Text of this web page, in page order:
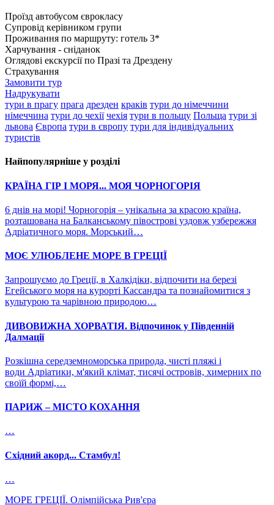
Проїзд автобусом єврокласу
Супровід керівником групи
Проживання по маршруту: готель 3*
Харчування - сніданок
Оглядові екскурсії по Празі та Дрездену
Страхування
Замовити тур
Надрукувати
тури в прагу прага дрезден краків тури до німеччини
німеччина тури до чехії чехія тури в польщу Польща тури зі
львова Європа тури в європу тури для індивідуальних
туристів
Найпопулярніше у розділі
КРАЇНА ГІР І МОРЯ... МОЯ ЧОРНОГОРІЯ
6 днів на морі! Чорногорія – унікальна за красою країна,
розташована на Балканському півострові уздовж узбережжя
Адріатичного моря. Морський…
МОЄ УЛЮБЛЕНЕ МОРЕ В ГРЕЦІЇ
Запрошуємо до Греції, в Халкідіки, відпочити на березі
Егейського моря на курорті Кассандра та познайомитися з
культурою та чарівною природою…
ДИВОВИЖНА ХОРВАТІЯ. Відпочинок у Південній
Далмації
Розкішна середземноморська природа, чисті пляжі і
води Адріатики, м'який клімат, тисячі островів, химерних по
своїй формі,…
ПАРИЖ – МІСТО КОХАННЯ
…
Східний акорд... Стамбул!
…
МОРЕ ГРЕЦІЇ. Олімпійська Рив'єра